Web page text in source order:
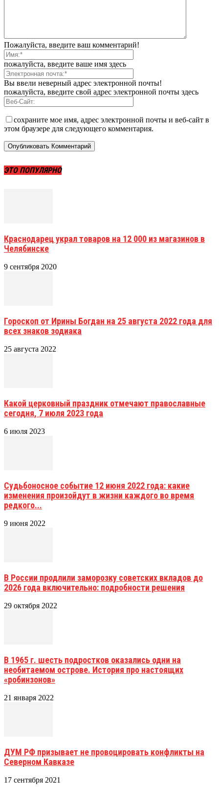
Пожалуйста, введите ваш комментарий!
пожалуйста, введите ваше имя здесь
Вы ввели неверный адрес электронной почты!
пожалуйста, введите свой адрес электронной почты здесь
сохраните мое имя, адрес электронной почты и веб-сайт в
этом браузере для следующего комментария.
ЭТО ПОПУЛЯРНО
Краснодарец украл товаров на 12 000 из магазинов в
Челябинске
9 сентября 2020
Гороскоп от Ирины Богдан на 25 августа 2022 года для
всех знаков зодиака
25 августа 2022
Какой церковный праздник отмечают православные
сегодня, 7 июля 2023 года
6 июля 2023
Судьбоносное событие 12 июня 2022 года: какие
изменения произойдут в жизни каждого во время
редкого...
9 июня 2022
В России продлили заморозку советских вкладов до
2026 года включительно: подробности решения
29 октября 2022
В 1965 г. шесть подростков оказались одни на
необитаемом острове. История про настоящих
«робинзонов»
21 января 2022
ДУМ РФ призывает не провоцировать конфликты на
Северном Кавказе
17 сентября 2021